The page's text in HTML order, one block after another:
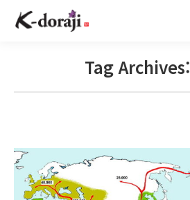
Tag Archives: